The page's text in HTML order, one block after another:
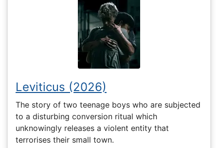
Leviticus (2026)
The story of two teenage boys who are subjected
to a disturbing conversion ritual which
unknowingly releases a violent entity that
terrorises their small town.